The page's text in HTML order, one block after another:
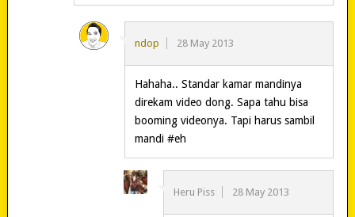
ndop 28 May 2013
Hahaha.. Standar kamar mandinya
direkam video dong. Sapa tahu bisa
booming videonya. Tapi harus sambil
mandi #eh
Heru Piss 28 May 2013